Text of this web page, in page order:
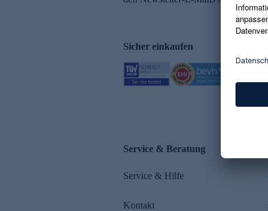
Sicher einkaufen
Service & Beratung
Service & Hilfe
Kontakt